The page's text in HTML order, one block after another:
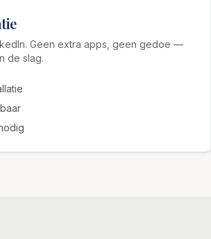
Geen extra apps, geen gedoe —
de slag.